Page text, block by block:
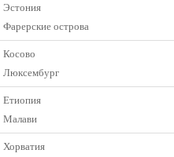
Эстония
Фарерские острова
Косово
Люксембург
Етиопия
Малави
Хорватия